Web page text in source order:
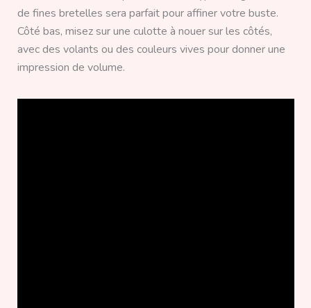
de fines bretelles sera parfait pour affiner votre buste.
Côté bas, misez sur une culotte à nouer sur les côtés,
avec des volants ou des couleurs vives pour donner une
impression de volume.